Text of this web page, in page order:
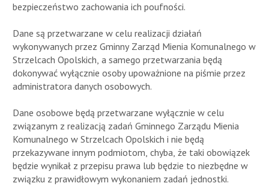
bezpieczeństwo zachowania ich poufności.
Dane są przetwarzane w celu realizacji działań
wykonywanych przez Gminny Zarząd Mienia Komunalnego w
Strzelcach Opolskich, a samego przetwarzania będą
dokonywać wyłącznie osoby upoważnione na piśmie przez
administratora danych osobowych.
Dane osobowe będą przetwarzane wyłącznie w celu
związanym z realizacją zadań Gminnego Zarządu Mienia
Komunalnego w Strzelcach Opolskich i nie będą
przekazywane innym podmiotom, chyba, że taki obowiązek
będzie wynikał z przepisu prawa lub będzie to niezbędne w
związku z prawidłowym wykonaniem zadań jednostki.